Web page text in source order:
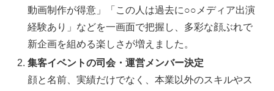
動画制作が得意」「この人は過去に○○メディア出演
経験あり」などを一画面で把握し、多彩な顔ぶれで
新企画を組める楽しさが増えました。
集客イベントの司会・運営メンバー決定
顔と名前、実績だけでなく、本業以外のスキルやス